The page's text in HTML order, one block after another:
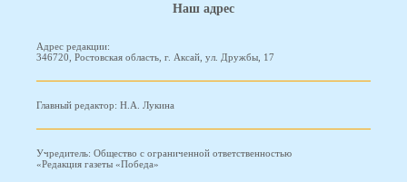
Наш адрес
Адрес редакции:
346720, Ростовская область, г. Аксай, ул. Дружбы, 17
Главный редактор: Н.А. Лукина
Учредитель: Общество с ограниченной ответственностью
«Редакция газеты «Победа»